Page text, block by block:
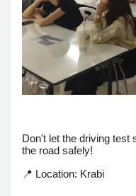
Don't let the driving test
the road safely!
📍 Location: Krabi